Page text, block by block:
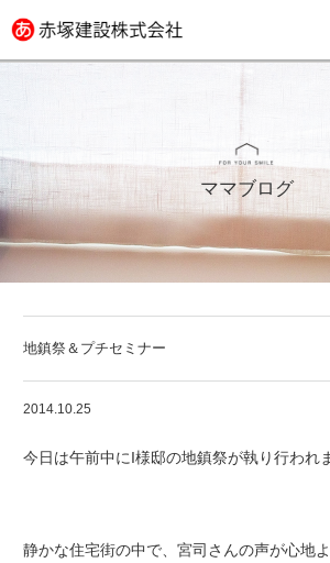
ママブログ
地鎮祭＆プチセミナー
2014.10.25
今日は午前中にI様邸の地鎮祭が執り行われ
静かな住宅街の中で、宮司さんの声が心地よ